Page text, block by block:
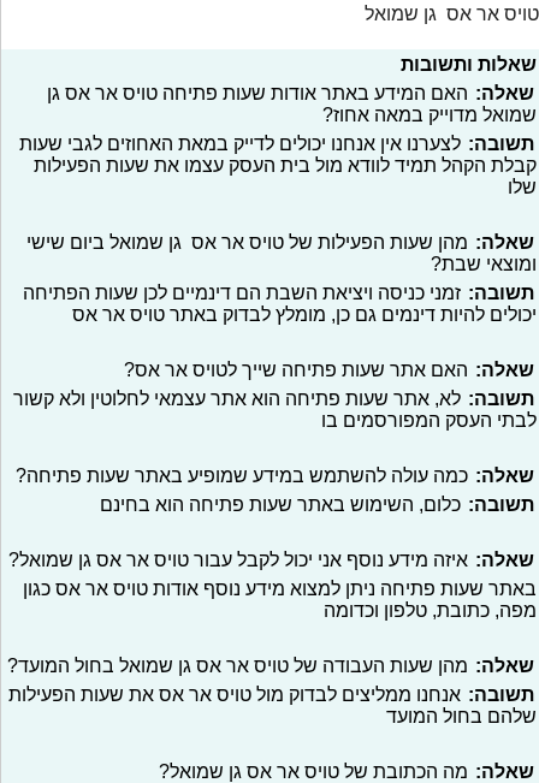
טויס אר אס גן שמואל
שאלות ותשובות
שאלה: האם המידע באתר אודות שעות פתיחה טויס אר אס גן
שמואל מדוייק במאה אחוז?
תשובה: לצערנו אין אנחנו יכולים לדייק במאת האחוזים לגבי שעות
קבלת הקהל תמיד לוודא מול בית העסק עצמו את שעות הפעילות
שלו
שאלה: מהן שעות הפעילות של טויס אר אס גן שמואל ביום שישי
ומוצאי שבת?
תשובה: זמני כניסה ויציאת השבת הם דינמיים לכן שעות הפתיחה
יכולים להיות דינמים גם כן, מומלץ לבדוק באתר טויס אר אס
שאלה: האם אתר שעות פתיחה שייך לטויס אר אס?
תשובה: לא, אתר שעות פתיחה הוא אתר עצמאי לחלוטין ולא קשור
לבתי העסק המפורסמים בו
שאלה: כמה עולה להשתמש במידע שמופיע באתר שעות פתיחה?
תשובה: כלום, השימוש באתר שעות פתיחה הוא בחינם
שאלה: איזה מידע נוסף אני יכול לקבל עבור טויס אר אס גן שמואל?
באתר שעות פתיחה ניתן למצוא מידע נוסף אודות טויס אר אס כגון
מפה, כתובת, טלפון וכדומה
שאלה: מהן שעות העבודה של טויס אר אס גן שמואל בחול המועד?
תשובה: אנחנו ממליצים לבדוק מול טויס אר אס את שעות הפעילות
שלהם בחול המועד
שאלה: מה הכתובת של טויס אר אס גן שמואל?